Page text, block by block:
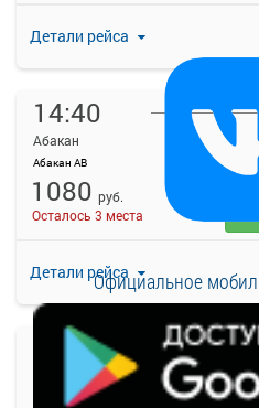
Детали рейса
14:40
Абакан
Абакан АВ
Детали рейса
1080 руб.
Осталось 3 места
15:35
Абакан АВ
Официальное